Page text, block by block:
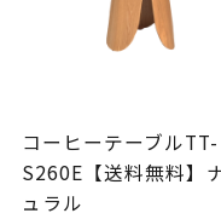
コーヒーテーブルTT-
S260E【送料無料】
ュラル